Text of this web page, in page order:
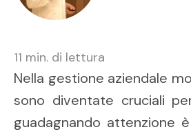
11 min. di lettura
Nella gestione aziendale
sono diventate cruciali
guadagnando attenzione